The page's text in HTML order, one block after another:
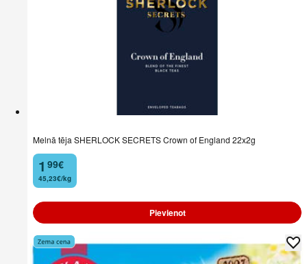
Melnā tēja SHERLOCK SECRETS Crown of England 22x2g
1
. 99€
45,23€/kg
Pievienot